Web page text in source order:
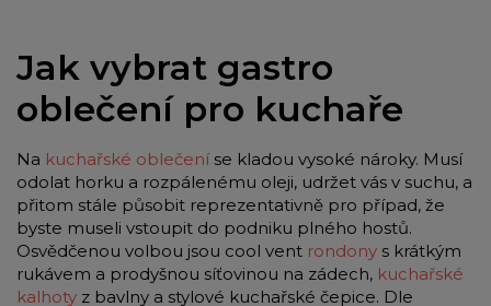
Jak vybrat gastro
oblečení pro kuchaře
Na kuchařské oblečeníse kladou vysoké nároky. Musí
odolat horku a rozpálenému oleji, udržet vás v suchu, a
přitom stále působit reprezentativně pro případ, že
byste museli vstoupit do podniku plného hostů.
Osvědčenou volbou jsou cool vent rondony s krátkým
rukávem a prodyšnou síťovinou na zádech, kuchařské
kalhoty z bavlny a stylové kuchařské čepice. Dle